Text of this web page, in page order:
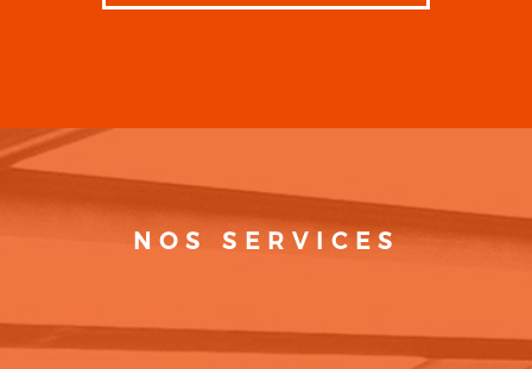
NOS SERVICES